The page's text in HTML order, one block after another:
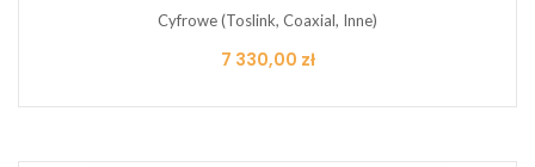
Cyfrowe (Toslink, Coaxial, Inne)
Cena
7 330,00 zł